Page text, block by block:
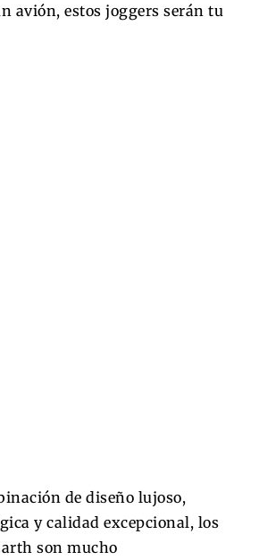
avión, estos joggers serán tu
de diseño lujoso,
y calidad excepcional, los
son mucho